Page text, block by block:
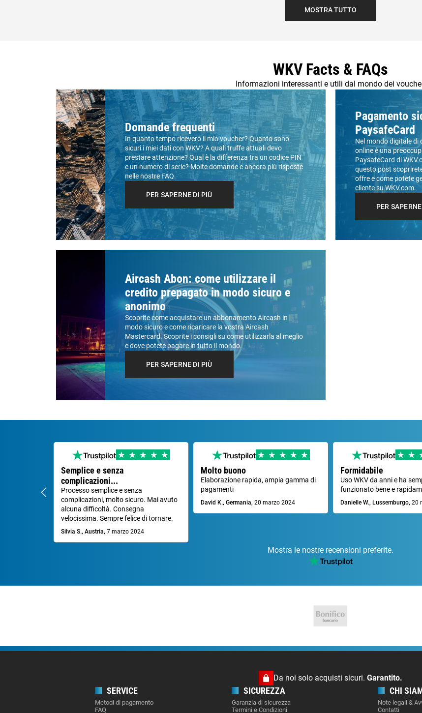
MOSTRA TUTTO
WKV Facts & FAQs
Informazioni interessanti e utili dal mondo dei
Domande frequenti
In quanto tempo riceverò il mio voucher? Quanto sono
sicuri i miei dati con WKV? A quali truffe attuali devo
prestare attenzione? Qual è la differenza tra un codice PIN
e un numero di serie? Molte domande e ancora più risposte
nelle nostre FAQ.
PER SAPERNE DI PIÙ
Pagamento
PaysafeCard
Nel mondo digitale di
online è una
PaysafeCard di
questo post
offre e come potete
cliente su WKV.com.
PER
Aircash Abon: come utilizzare il
credito prepagato in modo sicuro e
anonimo
Scoprite come acquistare un abbonamento Aircash in
modo sicuro e come ricaricare la vostra Aircash
Mastercard. Scoprite i consigli su come utilizzarla al meglio
e dove potete pagare in tutto il mondo.
PER SAPERNE DI PIÙ
Semplice e senza
complicazioni...
Processo semplice e senza
complicazioni, molto sicuro. Mai avuto
alcuna difficoltà. Consegna
velocissima. Sempre felice di tornare.
Silvia S., Austria, 7 marzo 2024
Molto buono
Elaborazione rapida, ampia gamma di
pagamenti
David K., Germania, 20 marzo 2024
Formidabile
Uso WKV da anni e ha
funzionato bene e
Danielle W., Lussemburgo, 20
Mostra le nostre recensioni preferite.
Da noi solo acquisti sicuri. Garantito.
SERVICE
Metodi di pagamento
FAQ
SICUREZZA
Garanzia di sicurezza
Termini e Condizioni
CHI
Note legali &
Contatti